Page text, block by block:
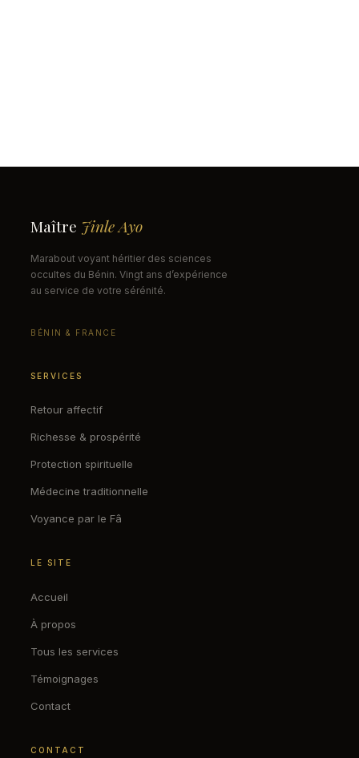
Maître Jinle Ayo
Marabout voyant héritier des sciences
occultes du Bénin. Vingt ans d’expérience
au service de votre sérénité.
BÉNIN & FRANCE
SERVICES
Retour affectif
Richesse & prospérité
Protection spirituelle
Médecine traditionnelle
Voyance par le Fâ
LE SITE
Accueil
À propos
Tous les services
Témoignages
Contact
CONTACT